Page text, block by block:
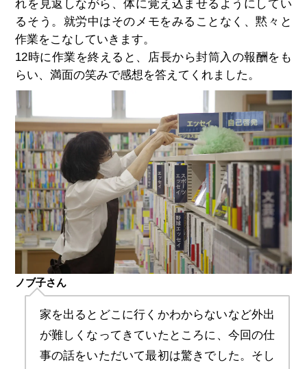
れを見返しながら、体に覚え込ませるようにしてい
るそう。就労中はそのメモをみることなく、黙々と
作業をこなしていきます。
12時に作業を終えると、店長から封筒入の報酬をも
らい、満面の笑みで感想を答えてくれました。
ノブ子さん
家を出るとどこに行くかわからないなど外出
が難しくなってきていたところに、今回の仕
事の話をいただいて最初は驚きでした。そし